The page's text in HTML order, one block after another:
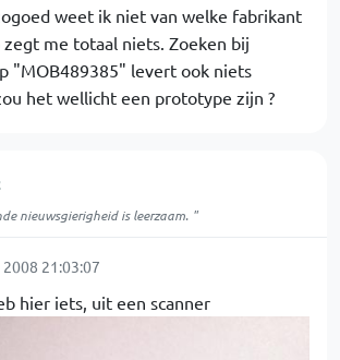
weet ik niet van welke fabrikant
me totaal niets. Zoeken bij
"MOB489385" levert ook niets
het wellicht een prototype zijn ?
nieuwsgierigheid is leerzaam. "
21:03:07
hier iets, uit een scanner